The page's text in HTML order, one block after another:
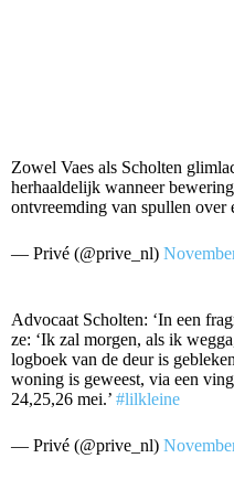
Zowel Vaes als Scholten
herhaaldelijk wanneer
ontvreemding van spullen over
— Privé (@prive_nl)
Advocaat Scholten: ‘In een
ze: ‘Ik zal morgen, als ik
logboek van de deur is
woning is geweest, via een
24,25,26 mei.’ #lilkleine
— Privé (@prive_nl)